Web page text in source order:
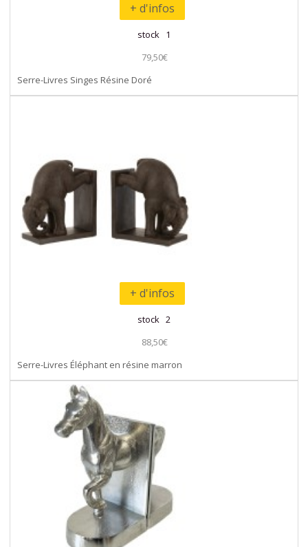
+ d'infos
stock 1
79,50€
Serre-Livres Singes Résine Doré
+ d'infos
stock 2
88,50€
Serre-Livres Éléphant en résine marron